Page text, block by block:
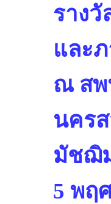
ราง
และ
ณ สพ
นคร
มัชฌิ
5 พฤ